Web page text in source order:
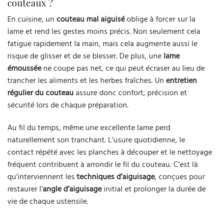
En cuisine, un couteau mal aiguiséoblige à forcer sur la
lame et rend les gestes moins précis. Non seulement cela
fatigue rapidement la main, mais cela augmente aussi le
risque de glisser et de se blesser. De plus, une lame
émousséene coupe pas net, ce qui peut écraser au lieu de
trancher les aliments et les herbes fraîches. Un entretien
régulier du couteauassure donc confort, précision et
sécurité lors de chaque préparation.
Au fil du temps, même une excellente lame perd
naturellement son tranchant. L’usure quotidienne, le
contact répété avec les planches à découper et le nettoyage
fréquent contribuent à arrondir le fil du couteau. C’est là
qu’interviennent les techniques d’aiguisage, conçues pour
restaurer l’angle d’aiguisageinitial et prolonger la durée de
vie de chaque ustensile.